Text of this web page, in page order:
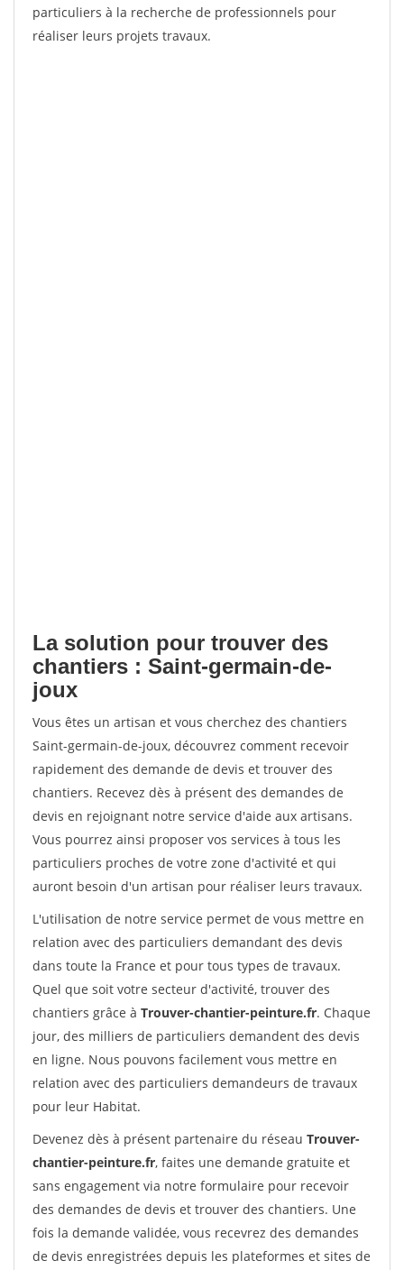
particuliers à la recherche de professionnels pour
réaliser leurs projets travaux.
La solution pour trouver des
chantiers : Saint-germain-de-
joux
Vous êtes un artisan et vous cherchez des chantiers
Saint-germain-de-joux, découvrez comment recevoir
rapidement des demande de devis et trouver des
chantiers. Recevez dès à présent des demandes de
devis en rejoignant notre service d'aide aux artisans.
Vous pourrez ainsi proposer vos services à tous les
particuliers proches de votre zone d'activité et qui
auront besoin d'un artisan pour réaliser leurs travaux.
L'utilisation de notre service permet de vous mettre en
relation avec des particuliers demandant des devis
dans toute la France et pour tous types de travaux.
Quel que soit votre secteur d'activité, trouver des
chantiers grâce à Trouver-chantier-peinture.fr. Chaque
jour, des milliers de particuliers demandent des devis
en ligne. Nous pouvons facilement vous mettre en
relation avec des particuliers demandeurs de travaux
pour leur Habitat.
Devenez dès à présent partenaire du réseau Trouver-
chantier-peinture.fr, faites une demande gratuite et
sans engagement via notre formulaire pour recevoir
des demandes de devis et trouver des chantiers. Une
fois la demande validée, vous recevrez des demandes
de devis enregistrées depuis les plateformes et sites de